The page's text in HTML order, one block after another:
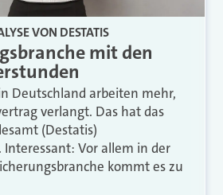
VON DESTATIS
mit den
Deutschland arbeiten mehr,
verlangt. Das hat das
(Destatis)
Vor allem in der
kommt es zu